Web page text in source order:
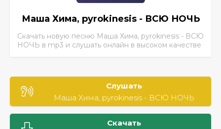
Маша Хима, pyrokinesis - ВСЮ НОЧЬ
Скачать новую песню Маша Хима, pyrokinesis - ВСЮ
НОЧЬ в mp3 и слушать онлайн в высоком качестве
Слушать
Маша Хима, pyrokinesis - ВСЮ НОЧЬ
Скачать